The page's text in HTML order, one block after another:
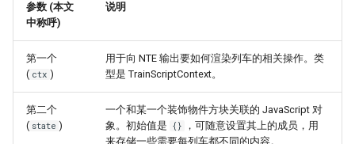
参数 (本文
中称呼)
说明
第一个
( ctx )
用于向 NTE 输出要如何渲染列车的相关操作。类
型是 TrainScriptContext。
第二个
( state )
一个和某一个装饰物件方块关联的 JavaScript 对
象。初始值是 {}
，可随意设置其上的成员，用
来存储一些需要每列车都不同的内容。